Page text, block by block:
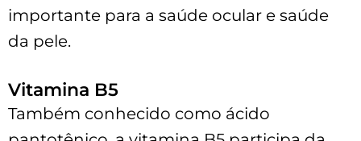
importante para a saúde ocular e saúde
da pele.
Vitamina B5
Também conhecido como ácido